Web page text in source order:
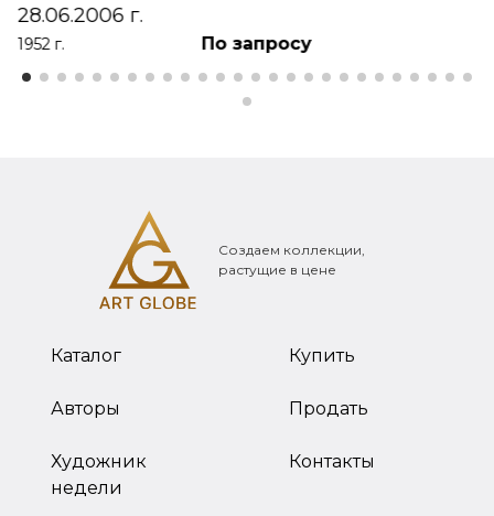
28.06.2006 г.
1952 г. По запросу
Создаем коллекции,
растущие в цене
Каталог
Авторы
Художник
недели
Купить
Продать
Контакты